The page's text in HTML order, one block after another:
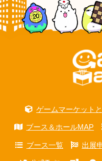
ゲームマーケット
ブース＆ホールMAP
ブース一覧 出展